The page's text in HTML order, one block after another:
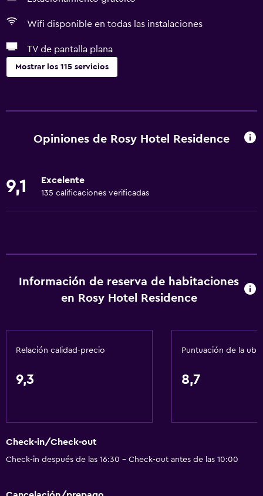
Wifi disponible en todas las instalaciones
TV de pantalla plana
Mostrar los 115 servicios
Bicicletas
Ciclismo
Paseos a caballo
Extinguidor
Artículos de aseo gratis
Opiniones de Rosy Hotel Residence
9,1 Excelente
135 calificaciones verificadas
Información de reserva de habitaciones
en Rosy Hotel Residence
Relación calidad-precio
9,3
Puntuación de la
8,7
Check-in/Check-out
Check-in después de las 16:30 - Check-out antes de las 10:00